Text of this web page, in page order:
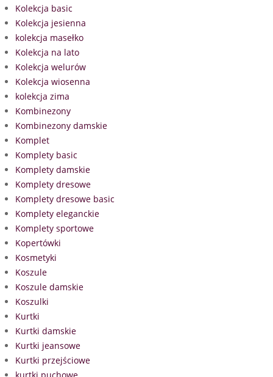
Kolekcja basic
Kolekcja jesienna
kolekcja masełko
Kolekcja na lato
Kolekcja welurów
Kolekcja wiosenna
kolekcja zima
Kombinezony
Kombinezony damskie
Komplet
Komplety basic
Komplety damskie
Komplety dresowe
Komplety dresowe basic
Komplety eleganckie
Komplety sportowe
Kopertówki
Kosmetyki
Koszule
Koszule damskie
Koszulki
Kurtki
Kurtki damskie
Kurtki jeansowe
Kurtki przejściowe
kurtki puchowe